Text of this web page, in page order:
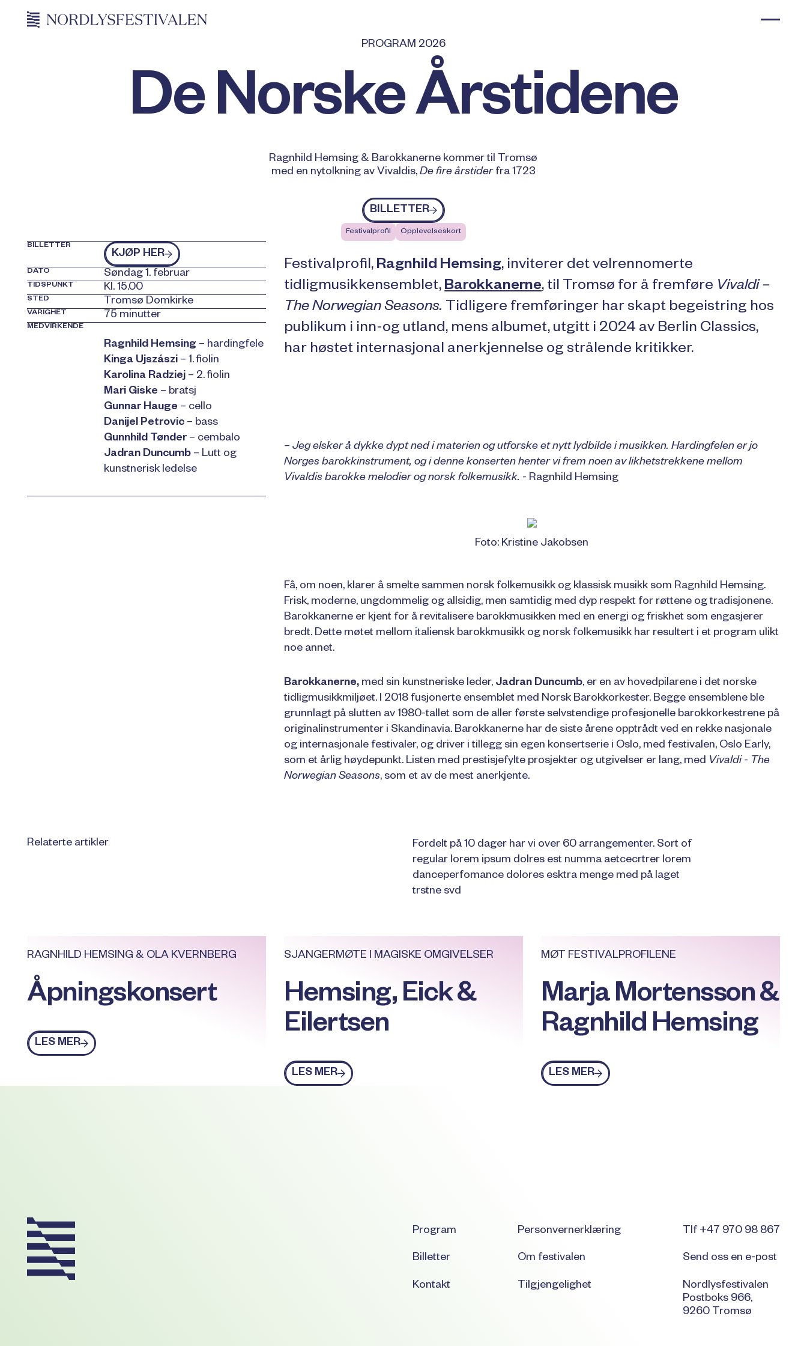
PROGRAM 2026
De Norske Årstidene
Ragnhild Hemsing & Barokkanerne kommer til Tromsø
med en nytolkning av Vivaldis, De fire årstiderfra 1723
Billetter
BILLETTER
Festivalprofil
Opplevelseskort
BILLETTER
kjøp billetter
KJØP HER
DATO Søndag 1. februar
TIDSPUNKT Kl. 15.00
STED Tromsø Domkirke
VARIGHET 75 minutter
MEDVIRKENDE
Ragnhild Hemsing – hardingfele
Kinga Ujszászi – 1. fiolin
Karolina Radziej – 2. fiolin
Mari Giske – bratsj
Gunnar Hauge – cello
Danijel Petrovic – bass
Gunnhild Tønder – cembalo
Jadran Duncumb – Lutt og
kunstnerisk ledelse
Festivalprofil, Ragnhild Hemsing, inviterer det velrennomerte
tidligmusikkensemblet,Barokkanerne, til Tromsø for å fremføre Vivaldi –
The Norwegian Seasons. Tidligere fremføringer har skapt begeistring hos
publikum i inn-og utland, mens albumet, utgitt i 2024 av Berlin Classics,
har høstet internasjonal anerkjennelse og strålende kritikker.
– Jeg elsker å dykke dypt ned i materien og utforske et nytt lydbilde i musikken. Hardingfelen er jo
Norges barokkinstrument, og i denne konserten henter vi frem noen av likhetstrekkene mellom
Vivaldis barokke melodier og norsk folkemusikk. - Ragnhild Hemsing
Foto: Kristine Jakobsen
Få, om noen, klarer å smelte sammen norsk folkemusikk og klassisk musikk som Ragnhild Hemsing.
Frisk, moderne, ungdommelig og allsidig, men samtidig med dyp respekt for røttene og tradisjonene.
Barokkanerne er kjent for å revitalisere barokkmusikken med en energi og friskhet som engasjerer
bredt. Dette møtet mellom italiensk barokkmusikk og norsk folkemusikk har resultert i et program ulikt
noe annet.
Barokkanerne, med sin kunstneriske leder, Jadran Duncumb, er en av hovedpilarene i det norske
tidligmusikkmiljøet. I 2018 fusjonerte ensemblet med Norsk Barokkorkester. Begge ensemblene ble
grunnlagt på slutten av 1980-tallet som de aller første selvstendige profesjonelle barokkorkestrene på
originalinstrumenter i Skandinavia. Barokkanerne har de siste årene opptrådt ved en rekke nasjonale
og internasjonale festivaler, og driver i tillegg sin egen konsertserie i Oslo, med festivalen, Oslo Early,
som et årlig høydepunkt. Listen med prestisjefylte prosjekter og utgivelser er lang, med Vivaldi - The
Norwegian Seasons, som et av de mest anerkjente.
Relaterte artikler
Fordelt på 10 dager har vi over 60 arrangementer. Sort of
regular lorem ipsum dolres est numma aetcecrtrer lorem
danceperfomance dolores esktra menge med på laget
trstne svd
RAGNHILD HEMSING & OLA KVERNBERG
Åpningskonsert
Les mer
LES MER
SJANGERMØTE I MAGISKE OMGIVELSER
Hemsing, Eick &
Eilertsen
Les mer
LES MER
MØT FESTIVALPROFILENE
Marja Mortensson &
Ragnhild Hemsing
Les mer
LES MER
Program
Billetter
Kontakt
Personvernerklæring
Om festivalen
Tilgjengelighet
Tlf +47 970 98 867
Send oss en e-post
Nordlysfestivalen
Postboks 966,
9260 Tromsø